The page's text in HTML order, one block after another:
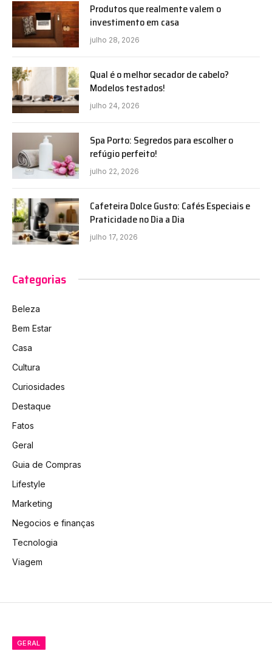
Produtos que realmente valem o
investimento em casa
julho 28, 2026
Qual é o melhor secador de cabelo?
Modelos testados!
julho 24, 2026
Spa Porto: Segredos para escolher o
refúgio perfeito!
julho 22, 2026
Cafeteira Dolce Gusto: Cafés Especiais e
Praticidade no Dia a Dia
julho 17, 2026
Categorias
Beleza
Bem Estar
Casa
Cultura
Curiosidades
Destaque
Fatos
Geral
Guia de Compras
Lifestyle
Marketing
Negocios e finanças
Tecnologia
Viagem
GERAL